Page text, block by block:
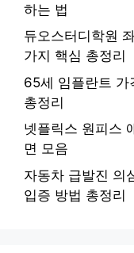
하는 법
듀오스터디학원
가지 핵심 총정리
65세 임플란트 가
총정리
넷플릭스 원피스
면 모음
자동차 급발진 의
입증 방법 총정리